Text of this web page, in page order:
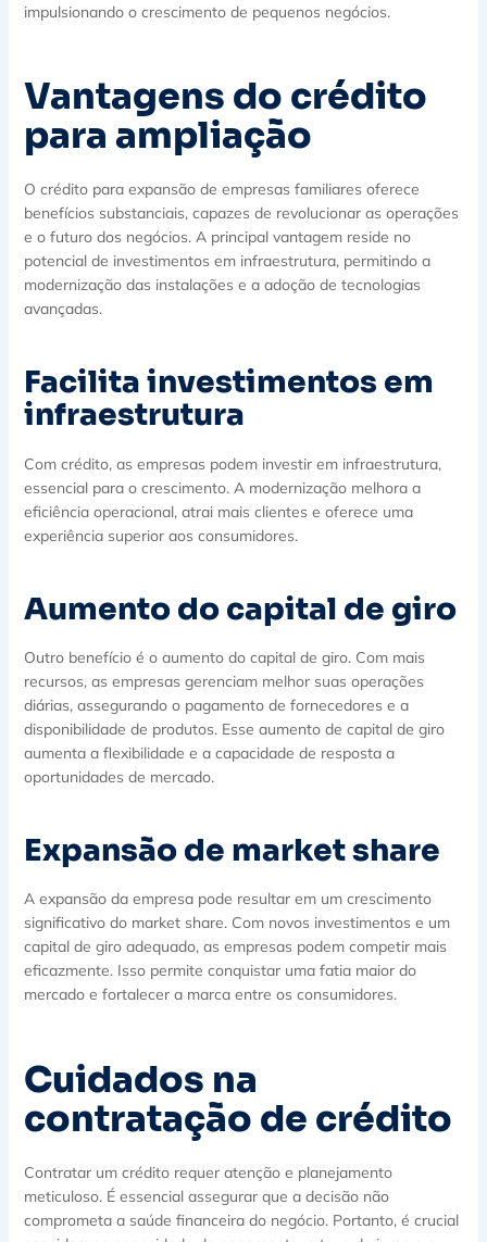
impulsionando o crescimento de pequenos negócios.
Vantagens do crédito
para ampliação
O crédito para expansão de empresas familiares oferece
benefícios substanciais, capazes de revolucionar as operações
e o futuro dos negócios. A principal vantagem reside no
potencial de investimentos em infraestrutura, permitindo a
modernização das instalações e a adoção de tecnologias
avançadas.
Facilita investimentos em
infraestrutura
Com crédito, as empresas podem investir em infraestrutura,
essencial para o crescimento. A modernização melhora a
eficiência operacional, atrai mais clientes e oferece uma
experiência superior aos consumidores.
Aumento do capital de giro
Outro benefício é o aumento do capital de giro. Com mais
recursos, as empresas gerenciam melhor suas operações
diárias, assegurando o pagamento de fornecedores e a
disponibilidade de produtos. Esse aumento de capital de giro
aumenta a flexibilidade e a capacidade de resposta a
oportunidades de mercado.
Expansão de market share
A expansão da empresa pode resultar em um crescimento
significativo do market share. Com novos investimentos e um
capital de giro adequado, as empresas podem competir mais
eficazmente. Isso permite conquistar uma fatia maior do
mercado e fortalecer a marca entre os consumidores.
Cuidados na
contratação de crédito
Contratar um crédito requer atenção e planejamento
meticuloso. É essencial assegurar que a decisão não
comprometa a saúde financeira do negócio. Portanto, é crucial